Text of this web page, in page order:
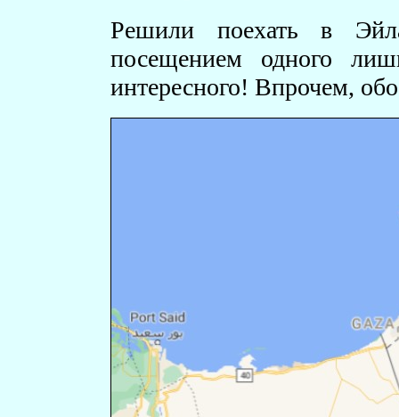
Решили поехать в
посещением одного
интересного! Впрочем,